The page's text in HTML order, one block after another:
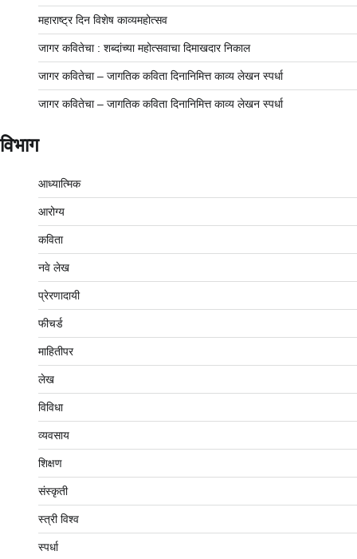
महाराष्ट्र दिन विशेष काव्यमहोत्सव
जागर कवितेचा : शब्दांच्या महोत्सवाचा दिमाखदार निकाल
जागर कवितेचा – जागतिक कविता दिनानिमित्त काव्य लेखन स्पर्धा
जागर कवितेचा – जागतिक कविता दिनानिमित्त काव्य लेखन स्पर्धा
विभाग
आध्यात्मिक
आरोग्य
कविता
नवे लेख
प्रेरणादायी
फीचर्ड
माहितीपर
लेख
विविधा
व्यवसाय
शिक्षण
संस्कृती
स्त्री विश्व
स्पर्धा